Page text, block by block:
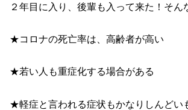
２年目に入り、後輩も入って来た！そん
★コロナの死亡率は、高齢者が高い
★若い人も重症化する場合がある
★軽症と言われる症状もかなりしんどい